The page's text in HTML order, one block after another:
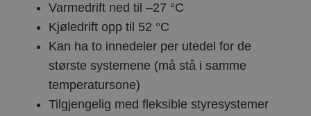
Varmedrift ned til –27 °C
Kjøledrift opp til 52 °C
Kan ha to innedeler per utedel for de
største systemene (må stå i samme
temperatursone)
Tilgjengelig med fleksible styresystemer